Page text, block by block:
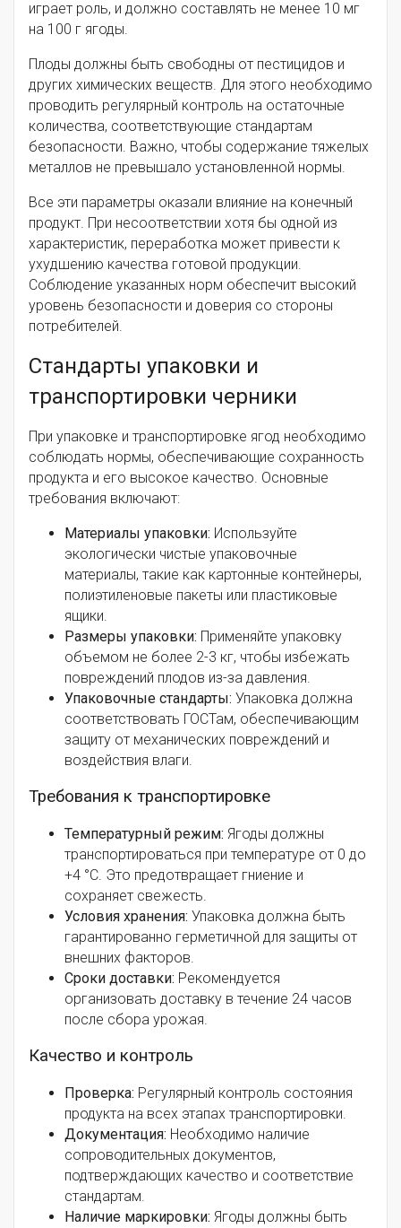
играет роль, и должно составлять не менее 10 мг
на 100 г ягоды.
Плоды должны быть свободны от пестицидов и
других химических веществ. Для этого необходимо
проводить регулярный контроль на остаточные
количества, соответствующие стандартам
безопасности. Важно, чтобы содержание тяжелых
металлов не превышало установленной нормы.
Все эти параметры оказали влияние на конечный
продукт. При несоответствии хотя бы одной из
характеристик, переработка может привести к
ухудшению качества готовой продукции.
Соблюдение указанных норм обеспечит высокий
уровень безопасности и доверия со стороны
потребителей.
Стандарты упаковки и
транспортировки черники
При упаковке и транспортировке ягод необходимо
соблюдать нормы, обеспечивающие сохранность
продукта и его высокое качество. Основные
требования включают:
Материалы упаковки: Используйте
экологически чистые упаковочные
материалы, такие как картонные контейнеры,
полиэтиленовые пакеты или пластиковые
ящики.
Размеры упаковки: Применяйте упаковку
объемом не более 2-3 кг, чтобы избежать
повреждений плодов из-за давления.
Упаковочные стандарты: Упаковка должна
соответствовать ГОСТам, обеспечивающим
защиту от механических повреждений и
воздействия влаги.
Требования к транспортировке
Температурный режим: Ягоды должны
транспортироваться при температуре от 0 до
+4 °C. Это предотвращает гниение и
сохраняет свежесть.
Условия хранения: Упаковка должна быть
гарантированно герметичной для защиты от
внешних факторов.
Сроки доставки: Рекомендуется
организовать доставку в течение 24 часов
после сбора урожая.
Качество и контроль
Проверка: Регулярный контроль состояния
продукта на всех этапах транспортировки.
Документация: Необходимо наличие
сопроводительных документов,
подтверждающих качество и соответствие
стандартам.
Наличие маркировки: Ягоды должны быть